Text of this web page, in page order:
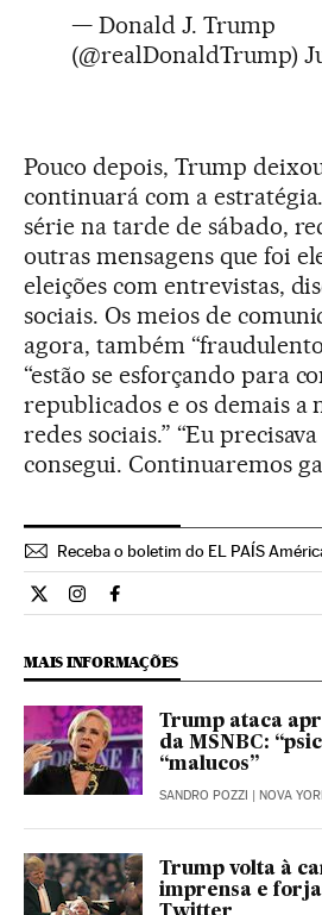
— Donald J. Trump
(@realDonaldTrump)
Pouco depois, Trump
continuará com a
série na tarde de sábado,
outras mensagens que foi
eleições com entrevistas,
sociais. Os meios de
agora, também
“estão se esforçando para
republicados e os demais a
redes sociais.” “Eu
consegui. Continuaremos
Receba o boletim do EL PAÍS
Internacional El País Brasil en
Internacional El País Brasil en
Internacional El País
MAIS INFORMAÇÕES
Trump ataca
da MSNBC:
“malucos”
SANDRO POZZI | NOVA
Trump volta à
imprensa e forja